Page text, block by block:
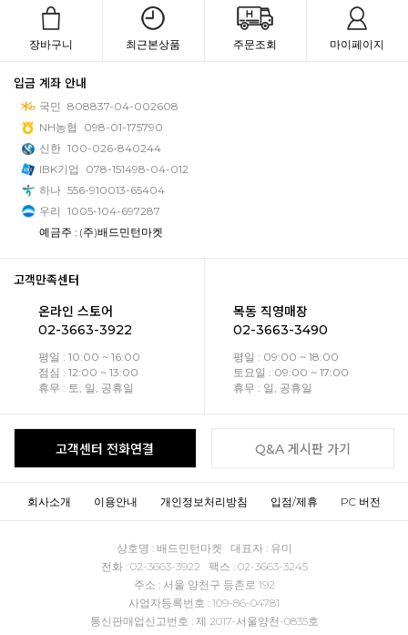
장바구니 최근본상품 주문조회 마이페이지
입금 계좌 안내
국민 808837-04-002608
NH농협
098-01-175790
신한 100-026-840244
IBK기업
078-151498-04-012
하나 556-910013-65404
우리 1005-104-697287
예금주 : (주)배드민턴마켓
고객만족센터
온라인 스토어
02-3663-3922
평일 : 10:00 ~ 16:00
점심 : 12:00 ~ 13:00
휴무 : 토, 일, 공휴일
목동 직영매장
02-3663-3490
평일 : 09:00 ~ 18:00
토요일 : 09:00 ~ 17:00
휴무 : 일, 공휴일
고객센터 전화연결 Q&A 게시판 가기
회사소개 이용안내 개인정보처리방침 입점/제휴 PC 버전
상호명 : 배드민턴마켓 대표자 : 유미
전화 : 02-3663-3922 팩스 : 02-3663-3245
주소 : 서울 양천구 등촌로 192
사업자등록번호 : 109-86-04781
통신판매업신고번호 : 제 2017-서울양천-0835호